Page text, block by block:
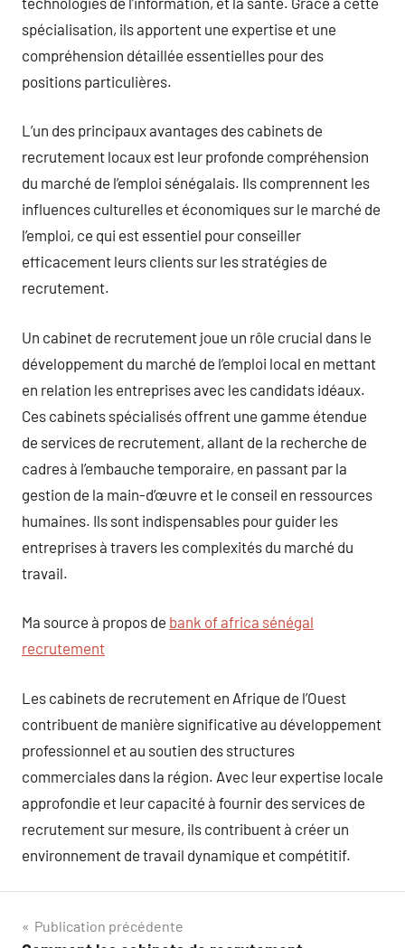
spécialisation, ils apportent une expertise et une
compréhension détaillée essentielles pour des
positions particulières.
L’un des principaux avantages des cabinets de
recrutement locaux est leur profonde compréhension
du marché de l’emploi sénégalais. Ils comprennent les
influences culturelles et économiques sur le marché de
l’emploi, ce qui est essentiel pour conseiller
efficacement leurs clients sur les stratégies de
recrutement.
Un cabinet de recrutement joue un rôle crucial dans le
développement du marché de l’emploi local en mettant
en relation les entreprises avec les candidats idéaux.
Ces cabinets spécialisés offrent une gamme étendue
de services de recrutement, allant de la recherche de
cadres à l’embauche temporaire, en passant par la
gestion de la main-d’œuvre et le conseil en ressources
humaines. Ils sont indispensables pour guider les
entreprises à travers les complexités du marché du
travail.
Ma source à propos de bank of africa sénégal
recrutement
Les cabinets de recrutement en Afrique de l’Ouest
contribuent de manière significative au développement
professionnel et au soutien des structures
commerciales dans la région. Avec leur expertise locale
approfondie et leur capacité à fournir des services de
recrutement sur mesure, ils contribuent à créer un
environnement de travail dynamique et compétitif.
Navigation
Publication précédente